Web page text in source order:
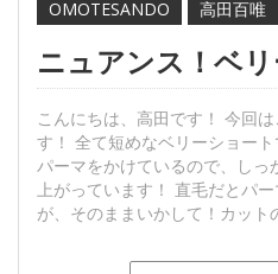
OMOTESANDO
高田百唯
ニュアンス！ベ
こんにちは、高田です！ 今回
す！ 全て短めなベリーショー
パーマをかけているので、し
上がっています！ 直毛だとパ
が、そのままいかして！カット